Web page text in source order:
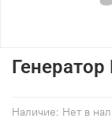
Наличие: Нет в
Генератор